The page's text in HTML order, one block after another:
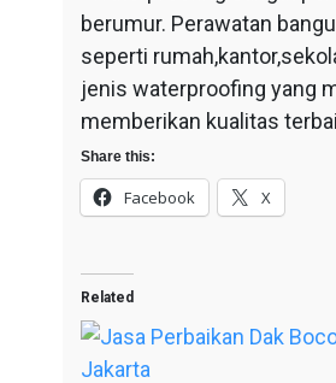
berumur. Perawatan
seperti
jenis waterproofing yang
memberikan kualitas
Share this:
Facebook X
Related